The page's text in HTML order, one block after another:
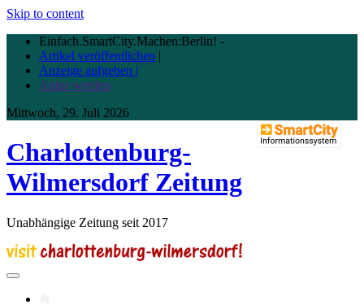
Skip to content
Einfach.SmartCity.Machen:Berlin! -
Artikel veröffentlichen |
Anzeige aufgeben |
Autor werden
Mittwoch, 29. Juli 2026
Charlottenburg-
Wilmersdorf Zeitung
Unabhängige Zeitung seit 2017